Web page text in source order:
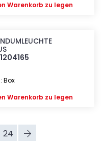
Warenkorb zu legen
Box
Warenkorb zu legen
24